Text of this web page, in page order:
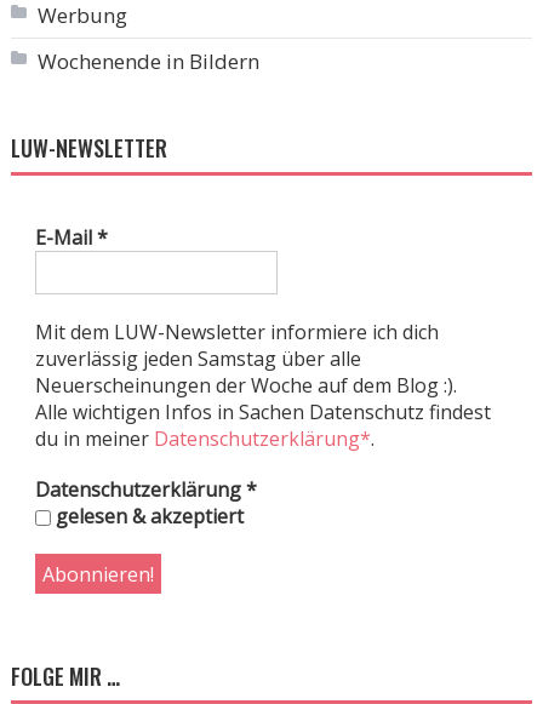
Werbung
Wochenende in Bildern
LUW-NEWSLETTER
E-Mail*
Mit dem LUW-Newsletter informiere ich dich
zuverlässig jeden Samstag über alle
Neuerscheinungen der Woche auf dem Blog :).
Alle wichtigen Infos in Sachen Datenschutz findest
du in meiner Datenschutzerklärung*.
Datenschutzerklärung*
gelesen & akzeptiert
FOLGE MIR …